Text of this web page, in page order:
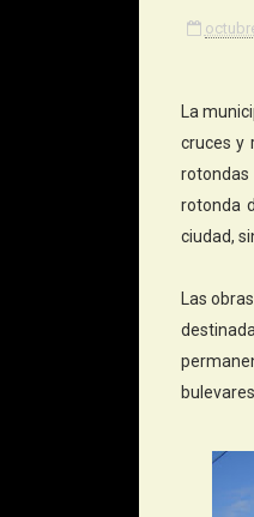
La
cruces y
rotonda
ciudad,
Las